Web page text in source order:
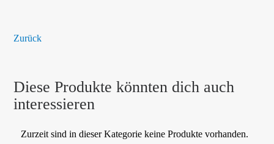
Zurück
Diese Produkte könnten dich auch
interessieren
Zurzeit sind in dieser Kategorie keine Produkte vorhanden.